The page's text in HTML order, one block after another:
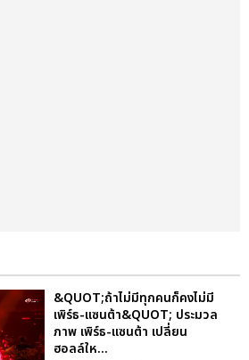
&QUOT;ถ้าไม่มีทุกคนก็คงไม่มี
เพิร์ธ-แซนต้า&QUOT; ประมวล
ภาพ เพิร์ธ-แซนต้า เปลี่ยน
ฮอลล์ให...